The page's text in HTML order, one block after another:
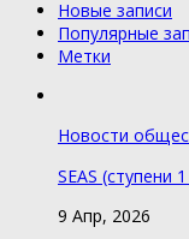
Новые записи
Популярные
Метки
Новости
SEAS (ступени
9 Апр, 2026